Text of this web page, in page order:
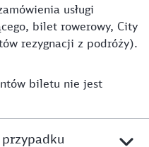
usługi
bilet rowerowy, City
rezygnacji z podróży).
biletu nie jest